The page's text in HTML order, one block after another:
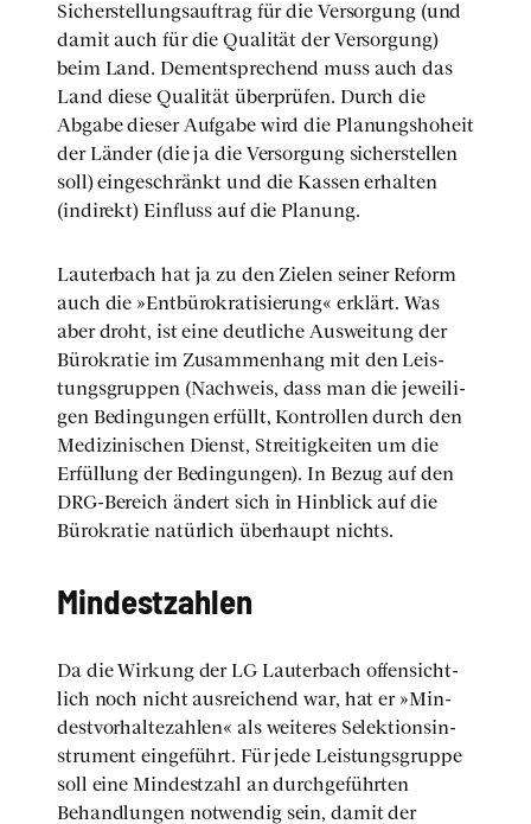
Sicher­stel­lungs­auf­trag für die Ver­sor­gung (und
damit auch für die Qua­li­tät der Ver­sor­gung)
beim Land. Dem­entspre­chend muss auch das
Land die­se Qua­li­tät über­prü­fen. Durch die
Abga­be die­ser Auf­ga­be wird die Pla­nungs­ho­heit
der Län­der (die ja die Ver­sor­gung sicher­stel­len
soll) ein­ge­schränkt und die Kas­sen erhal­ten
(indi­rekt) Ein­fluss auf die Pla­nung.
Lau­ter­bach hat ja zu den Zie­len sei­ner Reform
auch die »Ent­bü­ro­kra­ti­sie­rung« erklärt. Was
aber droht, ist eine deut­li­che Aus­wei­tung der
Büro­kra­tie im Zusam­men­hang mit den Leis­
tungs­grup­pen (Nach­weis, dass man die jewei­li­
gen Bedin­gun­gen erfüllt, Kon­trol­len durch den
Medi­zi­ni­schen Dienst, Strei­tig­kei­ten um die
Erfül­lung der Bedin­gun­gen). In Bezug auf den
DRG-Bereich ändert sich in Hin­blick auf die
Büro­kra­tie natür­lich über­haupt nichts.
Min­dest­zah­len
Da die Wir­kung der LG Lau­ter­bach offen­sicht­
lich noch nicht aus­rei­chend war, hat er »Min­
dest­vor­hal­te­zah­len« als wei­te­res Selek­ti­ons­in­
stru­ment ein­ge­führt. Für jede Leis­tungs­grup­pe
soll eine Min­dest­zahl an durch­ge­führ­ten
Behand­lun­gen not­wen­dig sein, damit der